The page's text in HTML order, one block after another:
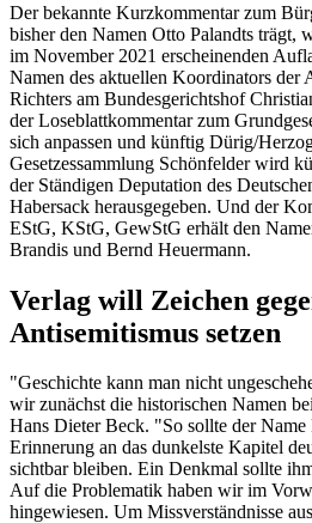
Der bekannte Kurzkommentar zum
bisher den Namen Otto Palandts trägt,
im November 2021 erscheinenden
Namen des aktuellen Koordinators der
Richters am Bundesgerichtshof
der Loseblattkommentar zum
sich anpassen und künftig Dürig/
Gesetzessammlung Schönfelder wird
der Ständigen Deputation des
Habersack herausgegeben. Und der
EStG, KStG, GewStG erhält den
Brandis und Bernd Heuermann.
Verlag will Zeichen
Antisemitismus setzen
"Geschichte kann man nicht
wir zunächst die historischen Namen
Hans Dieter Beck. "So sollte der Name
Erinnerung an das dunkelste Kapitel
sichtbar bleiben. Ein Denkmal sollte
Auf die Problematik haben wir im
hingewiesen. Um Missverständnisse